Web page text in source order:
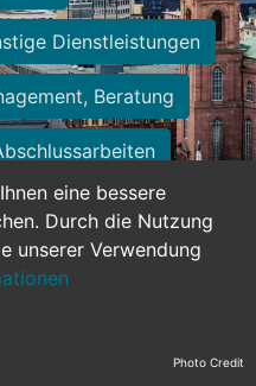
eine bessere
Durch die Nutzung
unserer Verwendung
Dienstleistungen
Beratung
Sekretariat
Ausbildung Photo Credit